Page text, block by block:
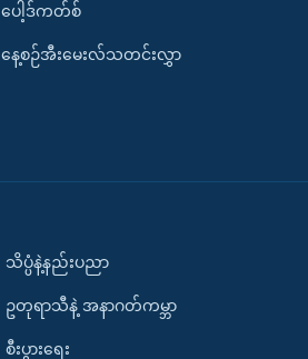
ပေါ့ဒ်ကတ်စ်
နေ့စဉ်အီးမေးလ်သတင်းလွှာ
သိပ္ပံနဲ့နည်းပညာ
ဥတုရာသီနဲ့ အနာဂတ်ကမ္ဘာ
စီးပွားရေး